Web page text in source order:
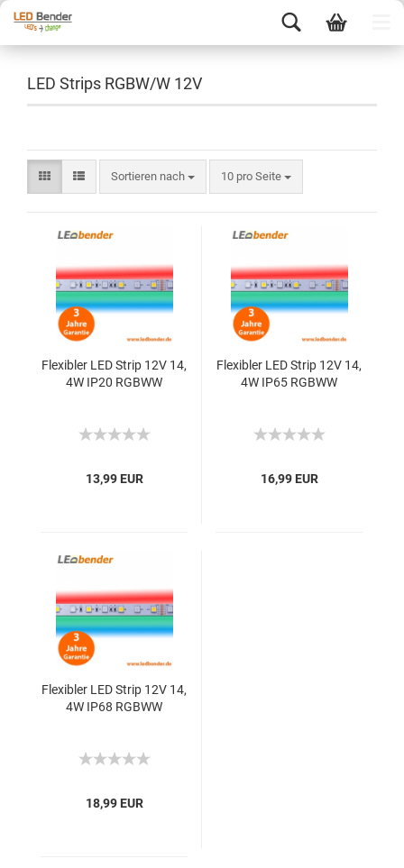
LED Strips RGBW/W 12V
Sortieren nach 10 pro Seite
Flexibler LED Strip 12V 14,
4W IP20 RGBWW
13,99 EUR
Flexibler LED Strip 12V 14,
4W IP65 RGBWW
16,99 EUR
Flexibler LED Strip 12V 14,
4W IP68 RGBWW
18,99 EUR